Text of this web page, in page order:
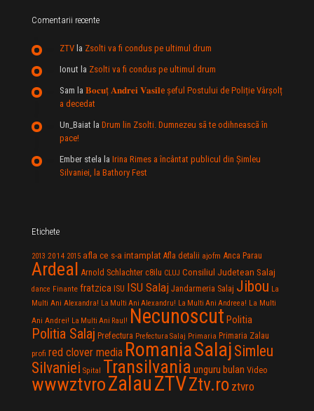
Comentarii recente
ZTV la Zsolti va fi condus pe ultimul drum
Ionut la Zsolti va fi condus pe ultimul drum
Sam la 𝐁𝐨𝐜𝐮ț 𝐀𝐧𝐝𝐫𝐞𝐢 𝐕𝐚𝐬𝐢𝐥e şeful Postului de Poliție Vârșolț
a decedat
Un_Baiat la Drum lin Zsolti. Dumnezeu sã te odihneascã în
pace!
Ember stela la Irina Rimes a încântat publicul din Şimleu
Silvaniei, la Bathory Fest
Etichete
2013 2014 2015 afla ce s-a intamplat Afla detalii ajofm Anca Parau
Ardeal Arnold Schlachter c8ilu CLUJ Consiliul Judetean Salaj
dance Finante fratzica ISU ISU Salaj Jandarmeria Salaj Jibou La
Multi Ani Alexandra! La Multi Ani Alexandru! La Multi Ani Andreea! La Multi
Ani Andrei! La Multi Ani Raul! Necunoscut Politia
Politia Salaj Prefectura Prefectura Salaj Primaria Primaria Zalau
profi red clover media RomaniaSalaj Simleu
Silvaniei Spital Transilvania unguru bulan Video
wwwztvroZalauZTVZtv.ro ztvro